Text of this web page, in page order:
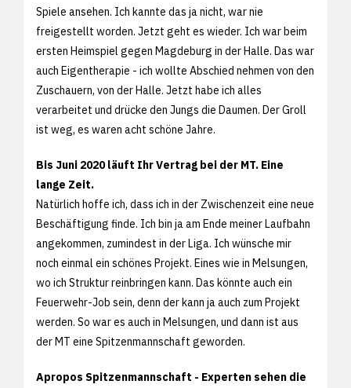
Spiele ansehen. Ich kannte das ja nicht, war nie
freigestellt worden. Jetzt geht es wieder. Ich war beim
ersten Heimspiel gegen Magdeburg in der Halle. Das war
auch Eigentherapie - ich wollte Abschied nehmen von den
Zuschauern, von der Halle. Jetzt habe ich alles
verarbeitet und drücke den Jungs die Daumen. Der Groll
ist weg, es waren acht schöne Jahre.
Bis Juni 2020 läuft Ihr Vertrag bei der MT. Eine
lange Zeit.
Natürlich hoffe ich, dass ich in der Zwischenzeit eine neue
Beschäftigung finde. Ich bin ja am Ende meiner Laufbahn
angekommen, zumindest in der Liga. Ich wünsche mir
noch einmal ein schönes Projekt. Eines wie in Melsungen,
wo ich Struktur reinbringen kann. Das könnte auch ein
Feuerwehr-Job sein, denn der kann ja auch zum Projekt
werden. So war es auch in Melsungen, und dann ist aus
der MT eine Spitzenmannschaft geworden.
Apropos Spitzenmannschaft - Experten sehen die